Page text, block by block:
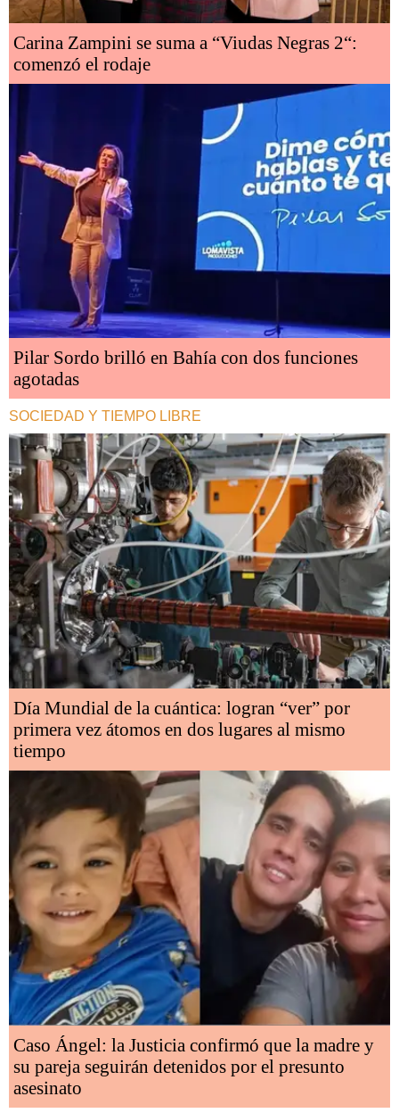
Carina Zampini se suma a “Viudas Negras 2“:
comenzó el rodaje
Pilar Sordo brilló en Bahía con dos funciones
agotadas
SOCIEDAD Y TIEMPO LIBRE
Día Mundial de la cuántica: logran “ver” por
primera vez átomos en dos lugares al mismo
tiempo
Caso Ángel: la Justicia confirmó que la madre y
su pareja seguirán detenidos por el presunto
asesinato